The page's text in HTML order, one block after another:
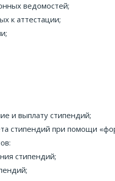
ведомостей;
к аттестации;
и выплату стипендий;
стипендий при помощи
стипендий;